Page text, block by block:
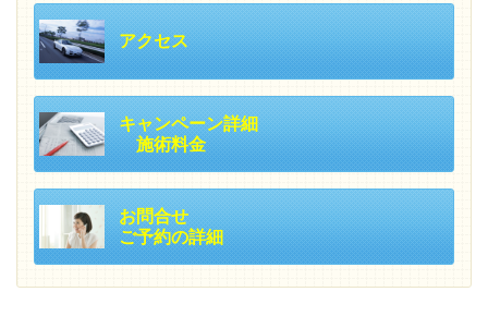
アクセス
キャンペーン詳細
施術料金
お問合せ
ご予約の詳細